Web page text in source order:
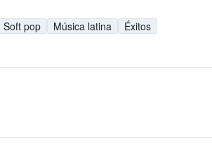
Soft pop Música latina
Éxitos